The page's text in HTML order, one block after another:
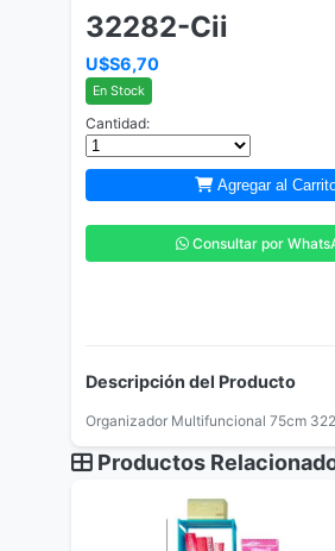
32282-Cii
U$S6,70
En Stock
Cantidad:
Agregar al
Consultar por
Descripción del Producto
Organizador Multifuncional 75cm
Productos